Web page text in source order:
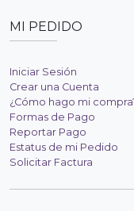
MI PEDIDO
Iniciar Sesión
Crear una Cuenta
¿Cómo hago mi
Formas de Pago
Reportar Pago
Estatus de mi Pedido
Solicitar Factura